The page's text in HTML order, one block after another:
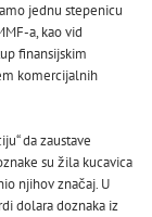
jednu stepenicu
a, kao vid
finansijskim
komercijalnih
da zaustave
su žila kucavica
njihov značaj. U
dolara doznaka iz